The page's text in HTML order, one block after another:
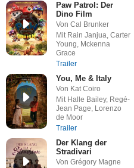
Paw Patrol: Der
Dino Film
Von Cal Brunker
Mit Rain Janjua, Carter
Young, Mckenna
Grace
Trailer
You, Me & Italy
Von Kat Coiro
Mit Halle Bailey, Regé-
Jean Page, Lorenzo
de Moor
Trailer
Der Klang der
Stradivari
Von Grégory Magne